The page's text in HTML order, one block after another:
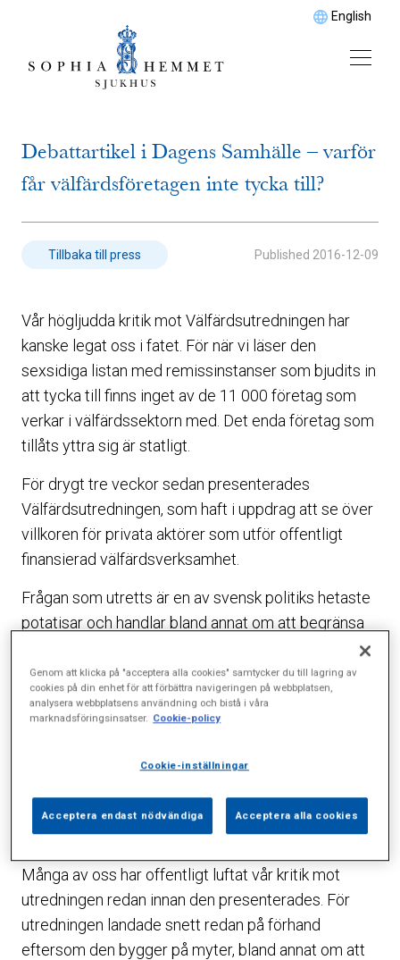
English
Debattartikel i Dagens Samhälle – varför
får välfärdsföretagen inte tycka till?
Tillbaka till press Published 2016-12-09
Vår högljudda kritik mot Välfärdsutredningen har
kanske legat oss i fatet. För när vi läser den
sexsidiga listan med remissinstanser som bjudits in
att tycka till finns inget av de 11 000 företag som
verkar i välfärdssektorn med. Det enda företag som
tillåts yttra sig är statligt.
För drygt tre veckor sedan presenterades
Välfärdsutredningen, som haft i uppdrag att se över
villkoren för privata aktörer som utför offentligt
finansierad välfärdsverksamhet.
Frågan som utretts är en av svensk politiks hetaste
potatisar och handlar bland annat om att begränsa
entreprenörer, forskare och företagare blev många.
Och hårda. Och det är helt befogat.
praktiken ett vinstförbud för de många företag som
skulle vara tillåtna ligger under 1 procent, och i
många fall nära 0 procent.
Många av oss har offentligt luftat vår kritik mot
utredningen redan innan den presenterades. För
utredningen landade snett redan på förhand
eftersom den bygger på myter, bland annat om att
Genom att klicka på "acceptera alla cookies" samtycker du till lagring av
cookies på din enhet för att förbättra navigeringen på webbplatsen,
analysera webbplatsens användning och bistå i våra
marknadsföringsinsatser. Cookie-policy
Cookie-inställningar
Acceptera endast nödvändiga Acceptera alla cookies